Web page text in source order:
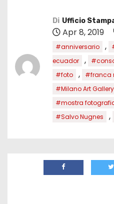
Di Ufficio
Apr 8, 2019
#anniversario ,
ecuador
,
#foto , #franca
#Milano Art Gallery
#mostra
#Salvo Nugnes ,